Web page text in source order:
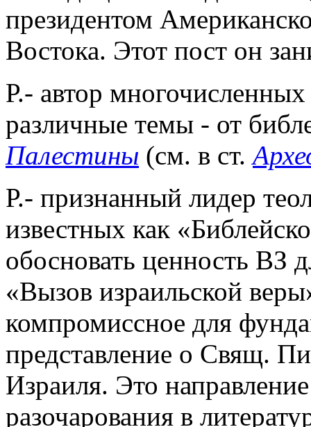
президентом
Востока. Этот пост он
Р.- автор
различные темы - от
Палестины (см. в ст.
Р.- признанный лидер
известных как
обосновать ценность ВЗ
«Вызов израильской
компромиссное для
представление о Свящ.
Израиля. Это
разочарования в